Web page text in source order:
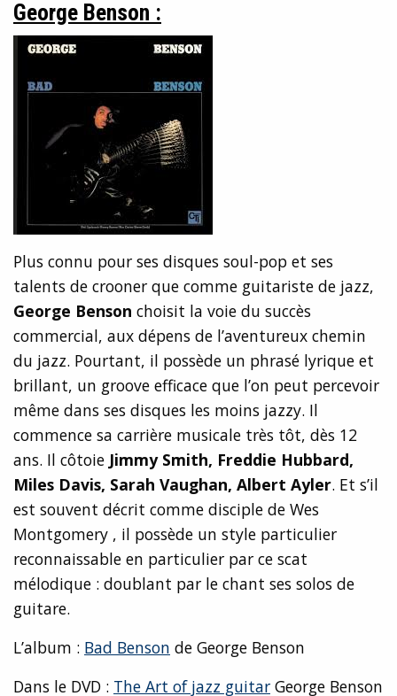
George Benson :
Plus connu pour ses disques soul-pop et ses
talents de crooner que comme guitariste de jazz,
George Benson choisit la voie du succès
commercial, aux dépens de l’aventureux chemin
du jazz. Pourtant, il possède un phrasé lyrique et
brillant, un groove efficace que l’on peut percevoir
même dans ses disques les moins jazzy. Il
commence sa carrière musicale très tôt, dès 12
ans. Il côtoie Jimmy Smith, Freddie Hubbard,
Miles Davis, Sarah Vaughan, Albert Ayler. Et s’il
est souvent décrit comme disciple de Wes
Montgomery , il possède un style particulier
reconnaissable en particulier par ce scat
mélodique : doublant par le chant ses solos de
guitare.
L’album : Bad Benson de George Benson
Dans le DVD : The Art of jazz guitar George Benson